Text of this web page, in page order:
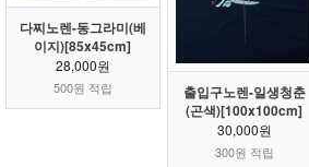
다찌노렌-동그라미(베
이지)[85x45cm]
28,000원
500원 적립
출입구노렌-일생청춘
(곤색)[100x100cm]
30,000원
300원 적립